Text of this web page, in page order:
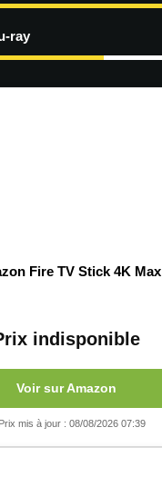
ray
Fire TV Stick 4K Max
indisponible
Voir sur Amazon
Prix mis à jour : 08/08/2026 07:39